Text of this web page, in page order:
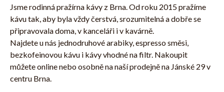
Jsme rodinná pražírna kávy z Brna. Od roku 2015 pražíme
kávu tak, aby byla vždy čerstvá, srozumitelná a dobře se
připravovala doma, v kanceláři i v kavárně.
Najdete u nás jednodruhové arabiky, espresso směsi,
bezkofeinovou kávu i kávy vhodné na filtr. Nakoupit
můžete online nebo osobně na naší prodejně na Jánské 29 v
centru Brna.